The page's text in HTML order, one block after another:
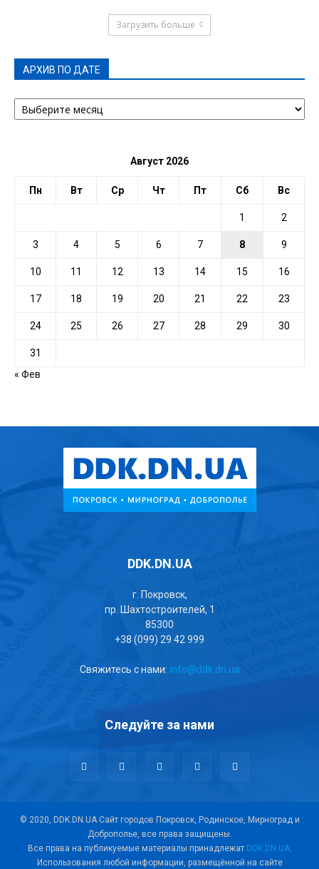
Загрузить больше
АРХИВ ПО ДАТЕ
АРХИВ
ПО
Август 2026
Пн Вт Ср Чт Пт Сб Вс
1 2
3 4 5 6 7 8 9
10 11 12 13 14 15 16
17 18 19 20 21 22 23
24 25 26 27 28 29 30
31
« Фев
DDK.DN.UA
г. Покровск,
пр. Шахтостроителей, 1
85300
+38 (099) 29 42 999
Свяжитесь с нами: info@ddk.dn.ua
Следуйте за нами
© 2020, DDK.DN.UA Сайт городов Покровск, Родинское, Мирноград и
Доброполье, все права защищены.
Все права на публикуемые материалы принадлежат DDK.DN.UA.
Использования любой информации, размещённой на сайте